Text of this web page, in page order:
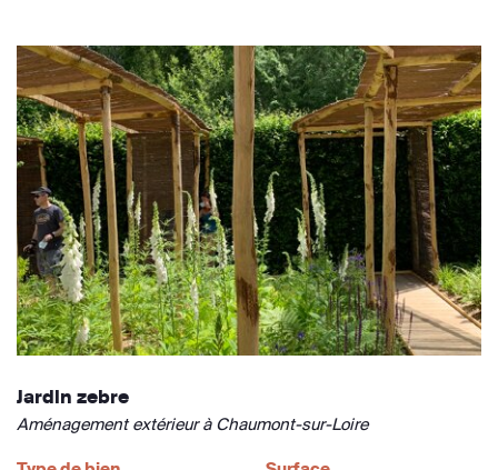
Jardin zebre
Aménagement extérieur à Chaumont-sur-Loire